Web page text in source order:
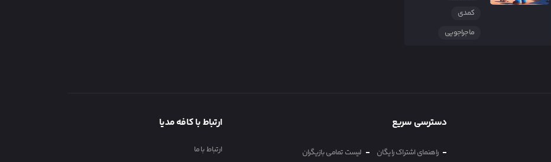
کمدی
ماجراجویی
دسترسی سریع
راهنمای اشتراک رایگان
لیست تمامی بازیگران
ارتباط با کافه مدیا
ارتباط با ما